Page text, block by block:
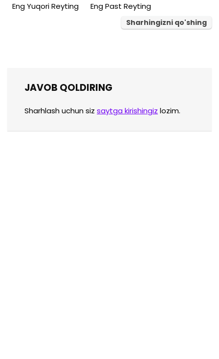
Eng Yuqori Reyting
Eng Past Reyting
Sharhingizni qo'shing
JAVOB QOLDIRING
Sharhlash uchun siz saytga kirishingiz lozim.